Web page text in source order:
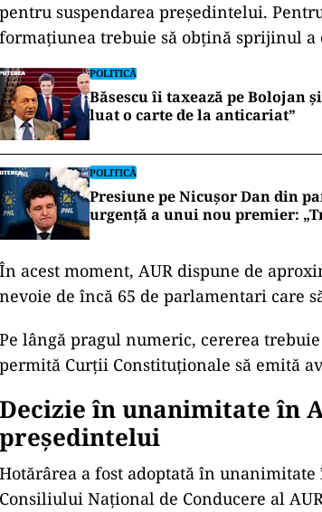
pentru suspendarea președintelui.
formațiunea trebuie să obțină sprijinul
POLITICĂ
Băsescu îi taxează pe Bolojan
luat o carte de la anticariat”
POLITICĂ
Presiune pe Nicușor Dan din
urgență a unui nou premier:
În acest moment, AUR dispune de
nevoie de încă 65 de parlamentari care
Pe lângă pragul numeric, cererea
permită Curții Constituționale să emită
Decizie în unanimitate în
președintelui
Hotărârea a fost adoptată în
Consiliului Național de Conducere al